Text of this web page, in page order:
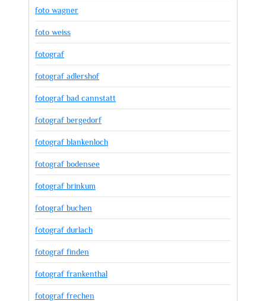
foto wagner
foto weiss
fotograf
fotograf adlershof
fotograf bad cannstatt
fotograf bergedorf
fotograf blankenloch
fotograf bodensee
fotograf brinkum
fotograf buchen
fotograf durlach
fotograf finden
fotograf frankenthal
fotograf frechen